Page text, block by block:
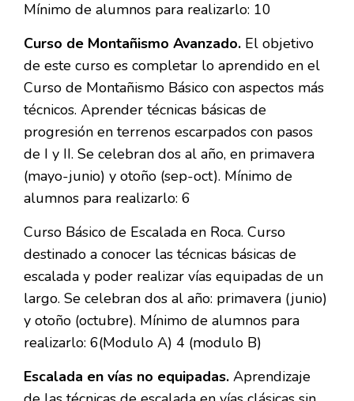
Mínimo de alumnos para realizarlo: 10
Curso de Montañismo Avanzado. El objetivo
de este curso es completar lo aprendido en el
Curso de Montañismo Básico con aspectos más
técnicos. Aprender técnicas básicas de
progresión en terrenos escarpados con pasos
de I y II. Se celebran dos al año, en primavera
(mayo-junio) y otoño (sep-oct). Mínimo de
alumnos para realizarlo: 6
Curso Básico de Escalada en Roca. Curso
destinado a conocer las técnicas básicas de
escalada y poder realizar vías equipadas de un
largo. Se celebran dos al año: primavera (junio)
y otoño (octubre). Mínimo de alumnos para
realizarlo: 6(Modulo A) 4 (modulo B)
Escalada en vías no equipadas. Aprendizaje